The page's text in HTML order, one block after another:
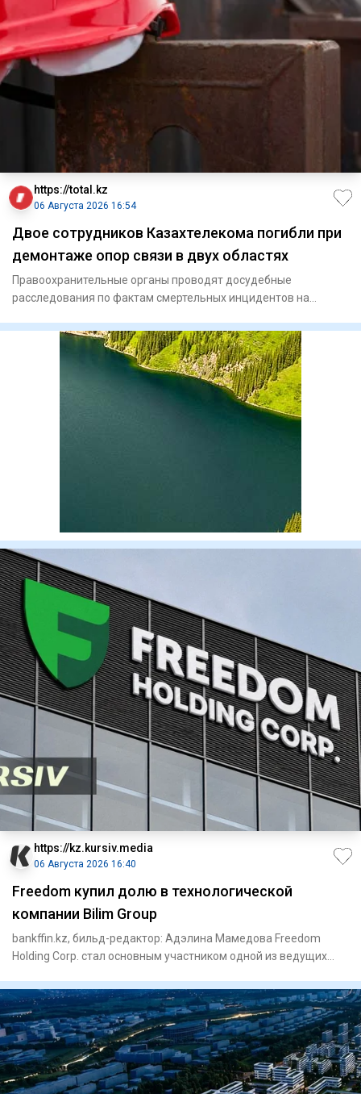
https://total.kz
06 Августа 2026 16:54
Двое сотрудников Казахтелекома погибли при
демонтаже опор связи в двух областях
Правоохранительные органы проводят досудебные
расследования по фактам смертельных инцидентов на
https://kz.kursiv.media
06 Августа 2026 16:40
Freedom купил долю в технологической
компании Bilim Group
bankffin.kz, бильд-редактор: Адэлина Мамедова Freedom
Holding Corp. стал основным участником одной из ведущих